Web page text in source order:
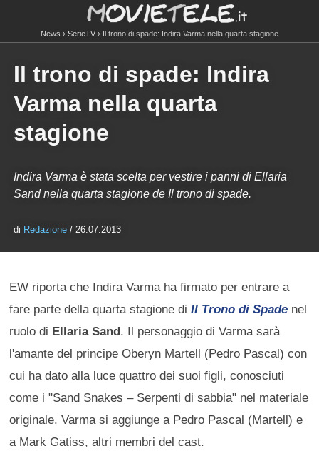
News SerieTV Il trono di spade: Indira Varma nella quarta stagione
Il trono di spade: Indira
Varma nella quarta
stagione
Indira Varma è stata scelta per vestire i panni di Ellaria
Sand nella quarta stagione de Il trono di spade.
di Redazione / 26.07.2013
EW riporta che Indira Varma ha firmato per entrare a
fare parte della quarta stagione diIl Trono di Spade nel
ruolo di Ellaria Sand. Il personaggio di Varma sarà
l'amante del principe Oberyn Martell (Pedro Pascal) con
cui ha dato alla luce quattro dei suoi figli, conosciuti
come i "Sand Snakes – Serpenti di sabbia" nel materiale
originale. Varma si aggiunge a Pedro Pascal (Martell) e
a Mark Gatiss, altri membri del cast.